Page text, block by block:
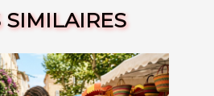
SIMILAIRES